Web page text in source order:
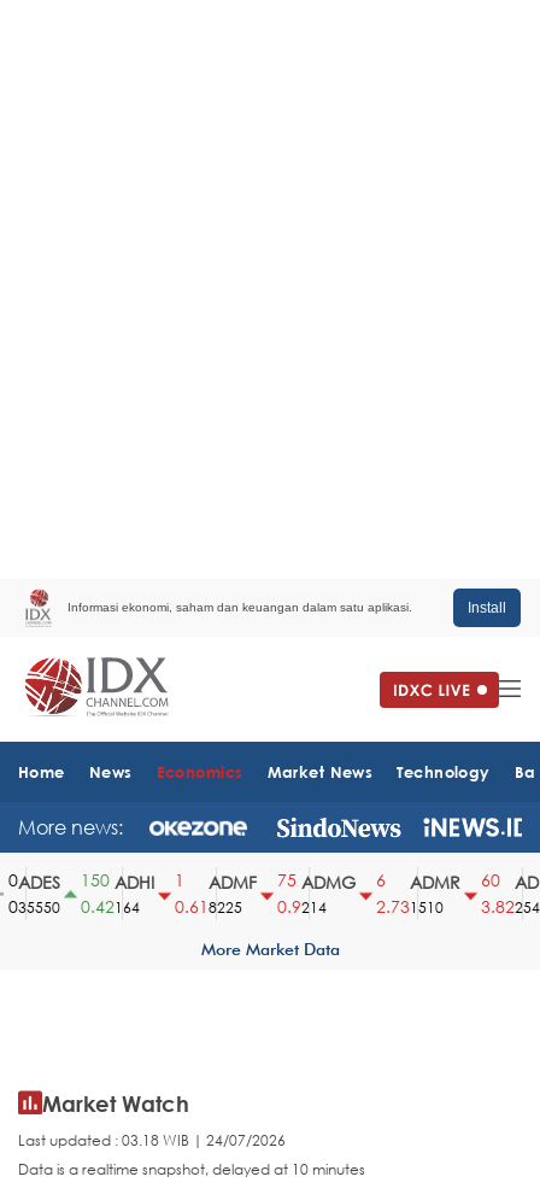
Informasi ekonomi, saham dan keuangan dalam satu aplikasi. Install
Home News Economics Market News Technology
More news:
ADES
35550
150
0.42
ADHI
164
0.61
ADMF
8225
75
0.9
ADMG
214
2.73
ADMR
1510
60
3.822540
More Market Data
Market Watch
Last updated : 03.18 WIB | 24/07/2026
Data is a realtime snapshot, delayed at 10 minutes